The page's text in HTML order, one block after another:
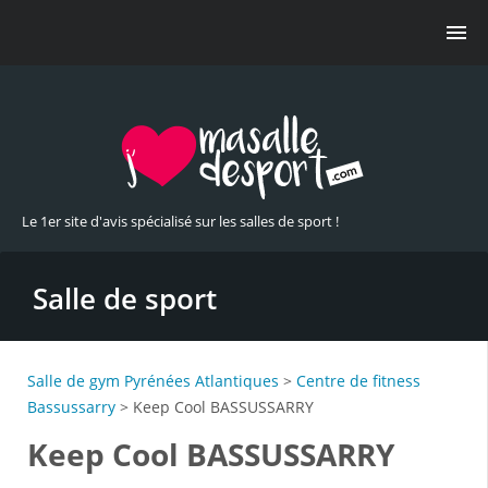
Le 1er site d'avis spécialisé sur les salles de sport !
Salle de sport
Salle de gym Pyrénées Atlantiques > Centre de fitness
Bassussarry > Keep Cool BASSUSSARRY
Keep Cool BASSUSSARRY